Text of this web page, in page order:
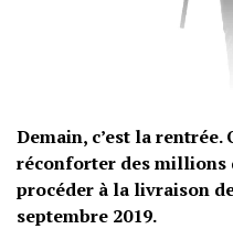
Demain, c’est la
réconforter des millions
procéder à la livraison
septembre 2019.